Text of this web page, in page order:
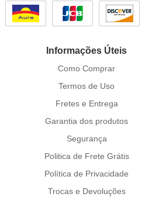
Informações Úteis
Como Comprar
Termos de Uso
Fretes e Entrega
Garantia dos produtos
Segurança
Politica de Frete Grátis
Política de Privacidade
Trocas e Devoluções